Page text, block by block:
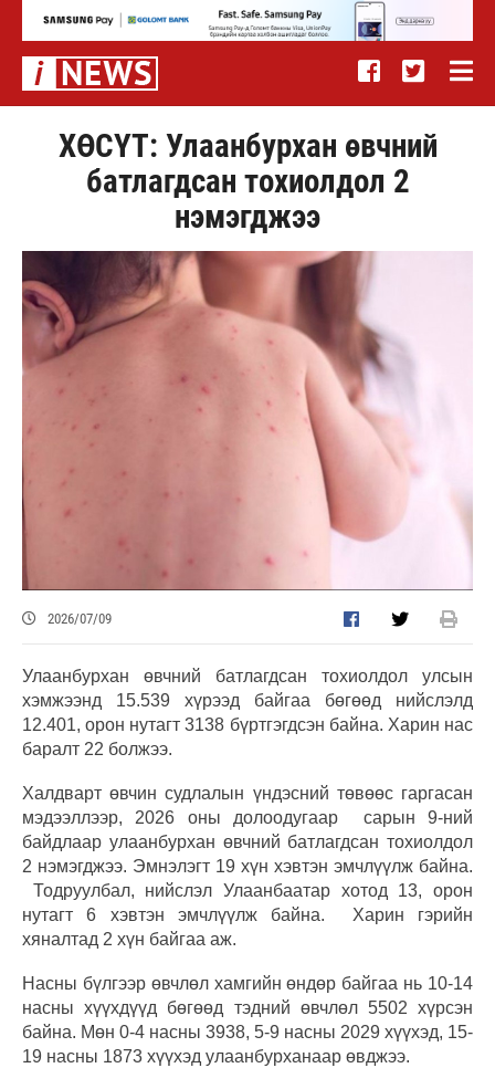
ХӨСҮТ: Улаанбурхан өвчний
батлагдсан тохиолдол 2
нэмэгджээ
2026/07/09
Улаанбурхан өвчний батлагдсан тохиолдол улсын
хэмжээнд 15.539 хүрээд байгаа бөгөөд нийслэлд
12.401, орон нутагт 3138 бүртгэгдсэн байна. Харин нас
баралт 22 болжээ.
Халдварт өвчин судлалын үндэсний төвөөс гаргасан
мэдээллээр, 2026 оны долоодугаар сарын 9-ний
байдлаар улаанбурхан өвчний батлагдсан тохиолдол
2 нэмэгджээ. Эмнэлэгт 19 хүн хэвтэн эмчлүүлж байна.
Тодруулбал, нийслэл Улаанбаатар хотод 13, орон
нутагт 6 хэвтэн эмчлүүлж байна. Харин гэрийн
хяналтад 2 хүн байгаа аж.
Насны бүлгээр өвчлөл хамгийн өндөр байгаа нь 10-14
насны хүүхдүүд бөгөөд тэдний өвчлөл 5502 хүрсэн
байна. Мөн 0-4 насны 3938, 5-9 насны 2029 хүүхэд, 15-
19 насны 1873 хүүхэд улаанбурханаар өвджээ.